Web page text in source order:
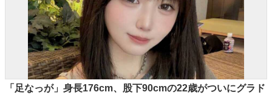
「足なっが」身長176cm、股下90cmの22歳がついにグラド